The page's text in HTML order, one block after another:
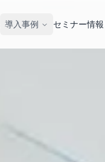
導入事例 セミナー情報